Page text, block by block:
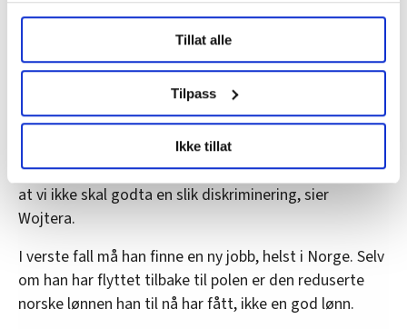
Undermer infokan du lese om hvordan dine personlige
data behandles og hvordan du kan velge hvordan de skal
brukes. Du kan hele tiden endre eller trekke tilbake ditt
samtykke fra erklæringen om informasjonskapsler.
LO Medias publikasjoner frifagbevegelse.no, hk-nytt.no
og fontene.no bruker informasjonskapsler (cookies) for å
lære hvordan våre nettsider blir brukt slik at vi tilby
relevant innhold, tilpassede annonser og utarbeide
statistikk.
nettstedet med LO Medias egne samarbeidspartnere
innenfor analyse og annonsering. Disse er angitt i
oversikten lengre ned på denne siden.
Tillat alle
Tilpass
Ikke tillat
får hjelp av NSF. De hadde aldri gått til sak uten støtte
fra NSFs inspektør og advokat.
– Jeg er veldig glad i jobben min i Norge og mine
kollegaer på båten. Vi har det fint og støtter hverandre
både sosialt og i arbeidsoppgavene. Selv om jeg
frykter at en konflikt kan få konsekvenser for mitt
arbeidsforhold har jeg sammen med NSF blitt enig om
at vi ikke skal godta en slik diskriminering, sier
Wojtera.
I verste fall må han finne en ny jobb, helst i Norge. Selv
om han har flyttet tilbake til polen er den reduserte
norske lønnen han til nå har fått, ikke en god lønn.